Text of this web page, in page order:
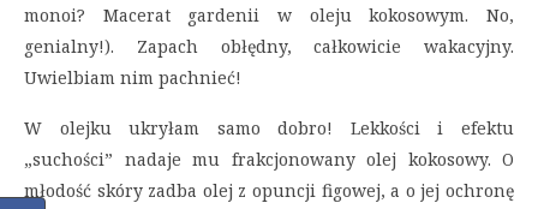
monoi? Macerat gardenii w oleju kokosowym. No,
genialny!). Zapach obłędny, całkowicie wakacyjny.
Uwielbiam nim pachnieć!
W olejku ukryłam samo dobro! Lekkości i efektu
„suchości” nadaje mu frakcjonowany olej kokosowy. O
młodość skóry zadba olej z opuncji figowej, a o jej ochronę